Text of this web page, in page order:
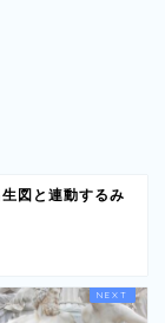
図と連動するみ